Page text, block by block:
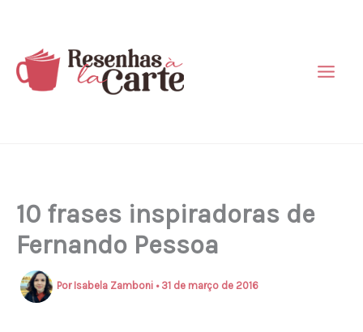
conteúdo
10 frases inspiradoras de
Fernando Pessoa
Por Isabela Zamboni • 31 de março de 2016